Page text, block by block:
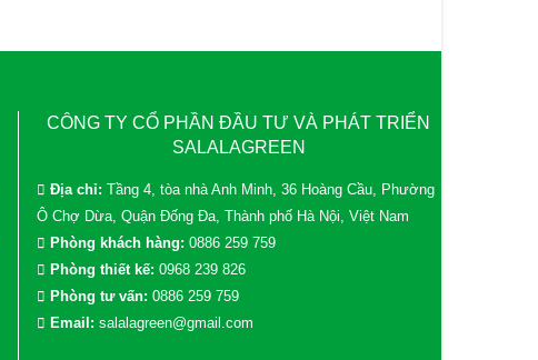
CÔNG TY CỔ PHẦN ĐẦU TƯ VÀ PHÁT TRIỂN
SALALAGREEN
Địa chỉ:
Tầng 4, tòa nhà Anh Minh, 36 Hoàng Cầu, Phường
Ô Chợ Dừa, Quận Đống Đa, Thành phố Hà Nội, Việt Nam
Phòng khách hàng: 0886 259 759
Phòng thiết kế: 0968 239 826
Phòng tư vấn: 0886 259 759
Email: salalagreen@gmail.com